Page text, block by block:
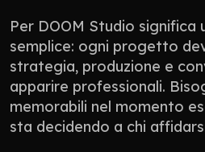
Per DOOM Studio significa
semplice: ogni progetto
strategia, produzione e
apparire professionali.
memorabili nel momento
sta decidendo a chi